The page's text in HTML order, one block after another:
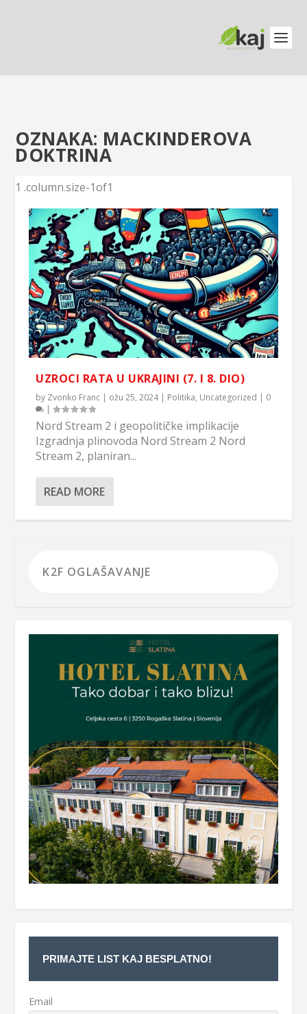
OZNAKA: MACKINDEROVA
DOKTRINA
UZROCI RATA U UKRAJINI (7. I 8. DIO)
by Zvonko Franc | ožu 25, 2024| Politika, Uncategorized | 0
|
Nord Stream 2 i geopolitičke implikacije
Izgradnja plinovoda Nord Stream 2 Nord
Stream 2, planiran...
READ MORE
PRIMAJTE LIST KAJ BESPLATNO!
Email